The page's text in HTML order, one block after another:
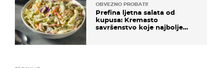
OBVEZNO PROBATI!
Prefina ljetna salata od
kupusa: Kremasto
savršenstvo koje najbolje